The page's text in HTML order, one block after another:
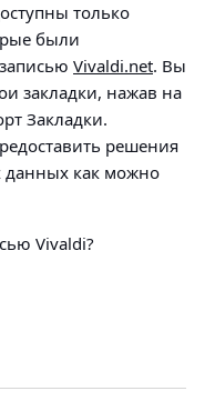
только
были
Vivaldi.net. Вы
закладки, нажав на
Закладки.
решения
данных как можно
Vivaldi?